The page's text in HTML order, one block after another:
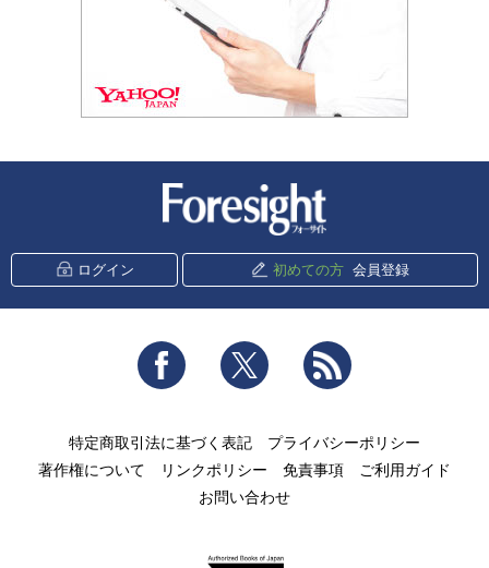
ログイン 初めての方 会員登録
Facebook Twitter
特定商取引法に基づく表記
プライバシーポリシー
著作権について
リンクポリシー 免責事項
ご利用ガイド
お問い合わせ